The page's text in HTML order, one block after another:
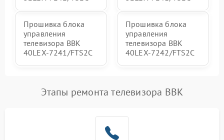
Прошивка блока
управления
телевизора BBK
40LEX-7241/FTS2C
Прошивка блока
управления
телевизора BBK
40LEX-7242/FTS2C
Этапы ремонта телевизора BBK